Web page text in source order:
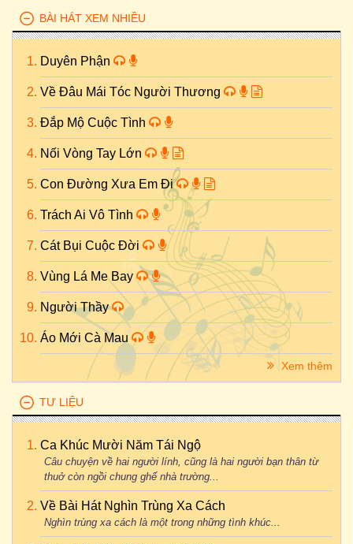
BÀI HÁT XEM NHIỀU
Duyên Phận
Về Đâu Mái Tóc Người Thương
Đắp Mộ Cuộc Tình
Nối Vòng Tay Lớn
Con Đường Xưa Em Đi
Trách Ai Vô Tình
Cát Bụi Cuộc Đời
Vùng Lá Me Bay
Người Thầy
Áo Mới Cà Mau
Xem thêm
TƯ LIỆU
Ca Khúc Mười Năm Tái Ngộ
Câu chuyện về hai người lính, cũng là hai người bạn thân từ
thuở còn ngồi chung ghế nhà trường...
Về Bài Hát Nghìn Trùng Xa Cách
Nghìn trùng xa cách là một trong những tình khúc...